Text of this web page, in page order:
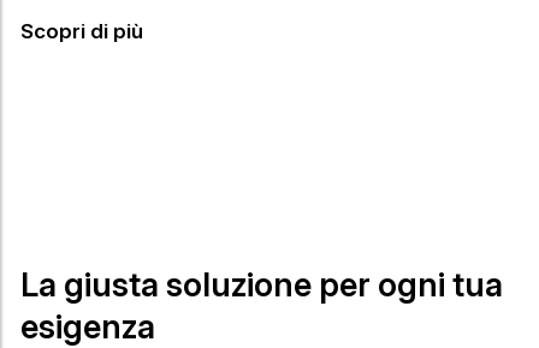
Scopri di più
La giusta soluzione per ogni tua
esigenza